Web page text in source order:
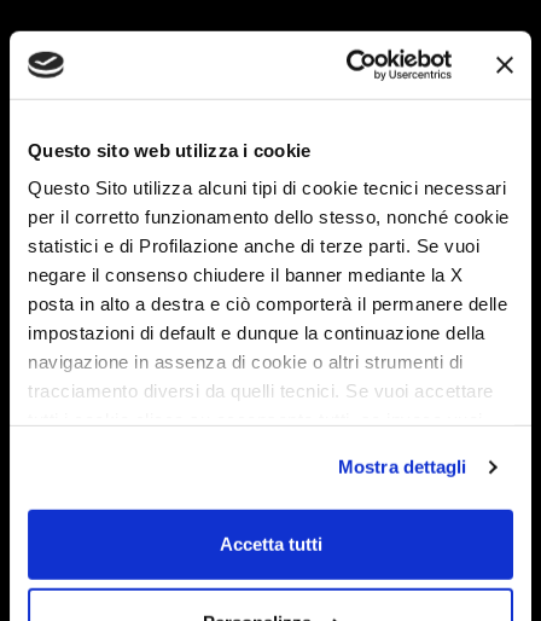
Questo sito web utilizza i cookie
Questo Sito utilizza alcuni tipi di cookie tecnici necessari
per il corretto funzionamento dello stesso, nonché cookie
statistici e di Profilazione anche di terze parti. Se vuoi
negare il consenso chiudere il banner mediante la X
posta in alto a destra e ciò comporterà il permanere delle
impostazioni di default e dunque la continuazione della
navigazione in assenza di cookie o altri strumenti di
tracciamento diversi da quelli tecnici. Se vuoi accettare
su acconsento selezionati. Se vuoi saperne di più clicca
qui. Cliccando sul tasto "Acconsento" permetti l'utilizzo
Mostra dettagli
Accetta tutti
Krosser 86
Admiral K 6.5
Admiral K 6.3
Admiral K 5.1